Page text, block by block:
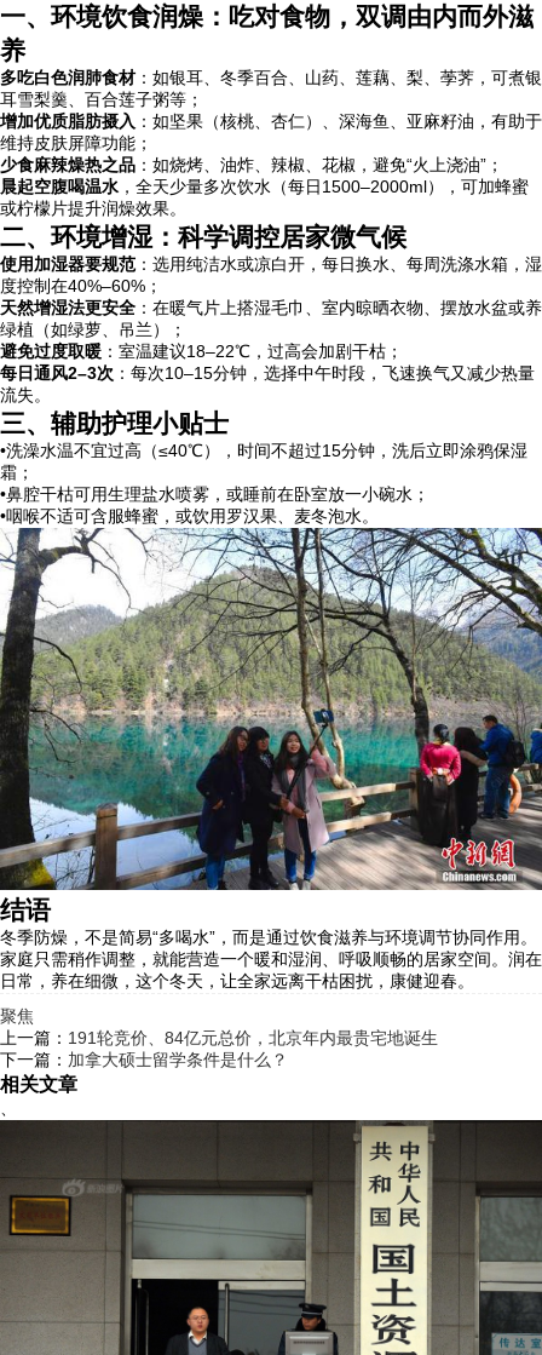
一、环境饮食润燥：吃对食物，双调由内而外滋
养
多吃白色润肺食材：如银耳、冬季百合、山药、莲藕、梨、荸荠，可煮银
耳雪梨羹、百合莲子粥等；
增加优质脂肪摄入 ：如坚果（核桃、杏仁）、深海鱼、亚麻籽油，有助于
维持皮肤屏障功能；
少食麻辣燥热之品 ：如烧烤、油炸、辣椒、花椒，避免“火上浇油”；
晨起空腹喝温水，全天少量多次饮水（每日1500–2000ml），可加蜂蜜
或柠檬片提升润燥效果。
二、环境增湿：科学调控居家微气候
使用加湿器要规范：选用纯洁水或凉白开，每日换水、每周洗涤水箱，湿
度控制在40%–60%；
天然增湿法更安全 ：在暖气片上搭湿毛巾、室内晾晒衣物、摆放水盆或养
绿植（如绿萝、吊兰）；
避免过度取暖 ：室温建议18–22℃，过高会加剧干枯；
每日通风2–3次 ：每次10–15分钟，选择中午时段，飞速换气又减少热量
流失。
三、辅助护理小贴士
•洗澡水温不宜过高（≤40℃），时间不超过15分钟，洗后立即涂鸦保湿
霜；
•鼻腔干枯可用生理盐水喷雾，或睡前在卧室放一小碗水；
•咽喉不适可含服蜂蜜，或饮用罗汉果、麦冬泡水。
结语
冬季防燥，不是简易“多喝水”，而是通过饮食滋养与环境调节协同作用。
家庭只需稍作调整，就能营造一个暖和湿润、呼吸顺畅的居家空间。润在
日常，养在细微，这个冬天，让全家远离干枯困扰，康健迎春。
聚焦
上一篇： 191轮竞价、84亿元总价，北京年内最贵宅地诞生
下一篇： 加拿大硕士留学条件是什么？
相关文章